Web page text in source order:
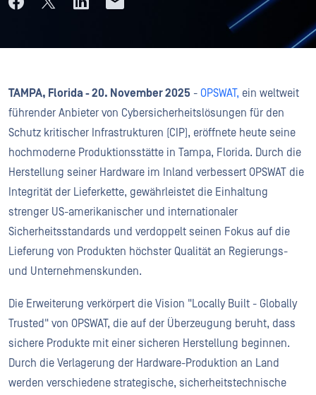
TAMPA, Florida - 20. November 2025 - OPSWAT, ein weltweit
führender Anbieter von Cybersicherheitslösungen für den
Schutz kritischer Infrastrukturen (CIP), eröffnete heute seine
hochmoderne Produktionsstätte in Tampa, Florida. Durch die
Herstellung seiner Hardware im Inland verbessert OPSWAT die
Integrität der Lieferkette, gewährleistet die Einhaltung
strenger US-amerikanischer und internationaler
Sicherheitsstandards und verdoppelt seinen Fokus auf die
Lieferung von Produkten höchster Qualität an Regierungs-
und Unternehmenskunden.
Die Erweiterung verkörpert die Vision "Locally Built - Globally
Trusted" von OPSWAT, die auf der Überzeugung beruht, dass
sichere Produkte mit einer sicheren Herstellung beginnen.
Durch die Verlagerung der Hardware-Produktion an Land
werden verschiedene strategische, sicherheitstechnische